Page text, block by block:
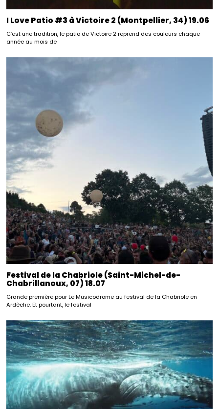
I Love Patio #3 à Victoire 2 (Montpellier, 34) 19.06
C’est une tradition, le patio de Victoire 2 reprend des couleurs chaque
année au mois de
Festival de la Chabriole (Saint-Michel-de-
Chabrillanoux, 07) 18.07
Grande première pour Le Musicodrome au festival de la Chabriole en
Ardèche. Et pourtant, le festival